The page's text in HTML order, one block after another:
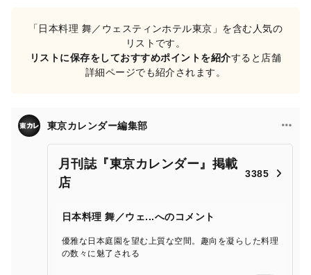
「日本料理 舞／ウェスティンホテル東京」を含む人気の
リストです。
リストに保存をしておすすめポイントを紹介すると店舗
詳細ページでも紹介されます。
東京カレンダー編集部
月刊誌『東京カレンダー』掲載
店
3385
日本料理 舞／ウェ...へのコメント
優雅な日本庭園を望む上質な空間。趣向を凝らした料理
の数々に魅了される